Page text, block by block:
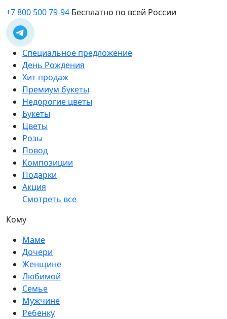
+7 800 500 79-94 Бесплатно по всей России
Специальное предложение
День Рождения
Хит продаж
Премиум букеты
Недорогие цветы
Букеты
Цветы
Розы
Повод
Композиции
Подарки
Акция
Смотреть все
Кому
Маме
Дочери
Женщине
Любимой
Семье
Мужчине
Ребенку